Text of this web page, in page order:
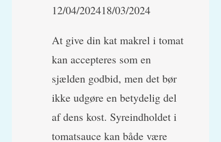
12/04/202418/03/2024
At give din kat makrel i tomat
kan accepteres som en
sjælden godbid, men det bør
ikke udgøre en betydelig del
af dens kost. Syreindholdet i
tomatsauce kan både være